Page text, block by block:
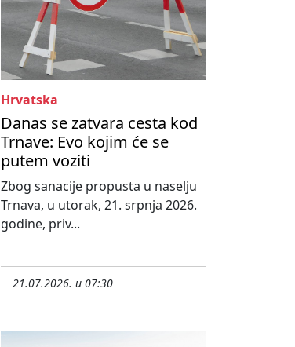
Hrvatska
Danas se zatvara cesta kod
Trnave: Evo kojim će se
putem voziti
Zbog sanacije propusta u naselju
Trnava, u utorak, 21. srpnja 2026.
godine, priv...
21.07.2026. u 07:30